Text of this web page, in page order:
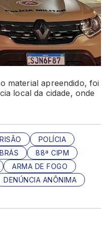
material apreendido, foi
local da cidade, onde
POLÍCIA
88ª CIPM
ARMA DE FOGO
DENÚNCIA ANÔNIMA